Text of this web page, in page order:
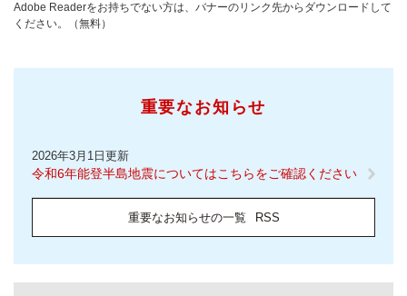
Adobe Readerをお持ちでない方は、バナーのリンク先からダウンロードして
ください。（無料）
重要なお知らせ
2026年3月1日更新
令和6年能登半島地震についてはこちらをご確認ください
重要なお知らせの一覧 RSS